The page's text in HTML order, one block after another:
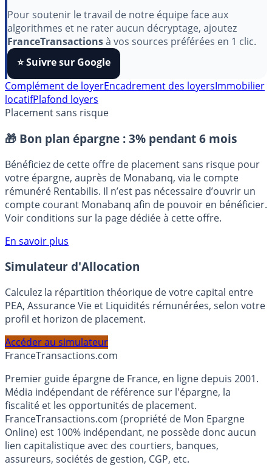
aimez nos outils ?
Pour soutenir le travail de notre équipe face aux
algorithmes et ne rater aucun décryptage, ajoutez
FranceTransactionsà vos sources préférées en 1 clic.
⭐️ Suivre sur Google
Complément de loyerEncadrement des loyers
Placement sans risque
🎁 Bon plan épargne : 3% pendant 6 mois
Bénéficiez de cette offre de placement sans risque pour
votre épargne, auprès de Monabanq, via le compte
rémunéré Rentabilis. Il n’est pas nécessaire d’ouvrir un
Voir conditions sur la page dédiée à cette offre.
En savoir plus
Simulateur d'Allocation
Calculez la répartition théorique de votre capital entre
profil et horizon de placement.
FranceTransactions.com
Premier guide épargne de France, en ligne depuis 2001.
Média indépendant de référence sur l'épargne, la
fiscalité et les opportunités de placement.
FranceTransactions.com (propriété de Mon Epargne
Online) est 100% indépendant, ne possède donc aucun